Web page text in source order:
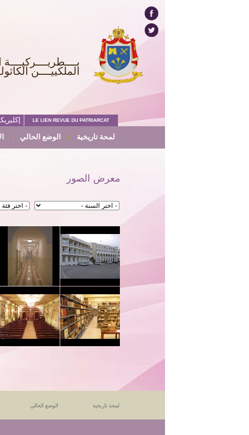
الملكييــــن
LE LIEN REVUE DU PATRIARCAT
لمحة تاريخية الوضع الحالي
معرض الصور
لمحة تاريخية الوضع الحالي